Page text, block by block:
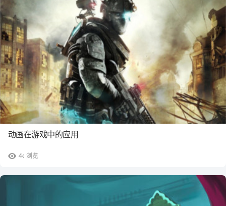
4k 浏览
动画在游戏中的应用